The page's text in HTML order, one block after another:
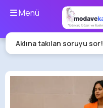
Menü
Aklına takılan soruyu sor!